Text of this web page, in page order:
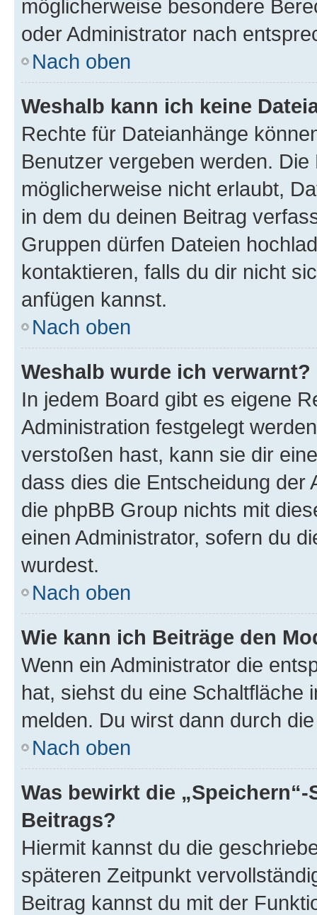
möglicherweise besondere
oder Administrator nach
Nach oben
Weshalb kann ich keine
Rechte für Dateianhänge
Benutzer vergeben werden.
möglicherweise nicht erlaubt,
in dem du deinen Beitrag
Gruppen dürfen Dateien
kontaktieren, falls du dir nicht
anfügen kannst.
Nach oben
Weshalb wurde ich verwarnt?
In jedem Board gibt es eigene
Administration festgelegt
verstoßen hast, kann sie dir
dass dies die Entscheidung der
die phpBB Group nichts mit
einen Administrator, sofern du
wurdest.
Nach oben
Wie kann ich Beiträge den
Wenn ein Administrator die
hat, siehst du eine Schaltfläche
melden. Du wirst dann durch
Nach oben
Was bewirkt die
Beitrags?
Hiermit kannst du die
späteren Zeitpunkt
Beitrag kannst du mit der